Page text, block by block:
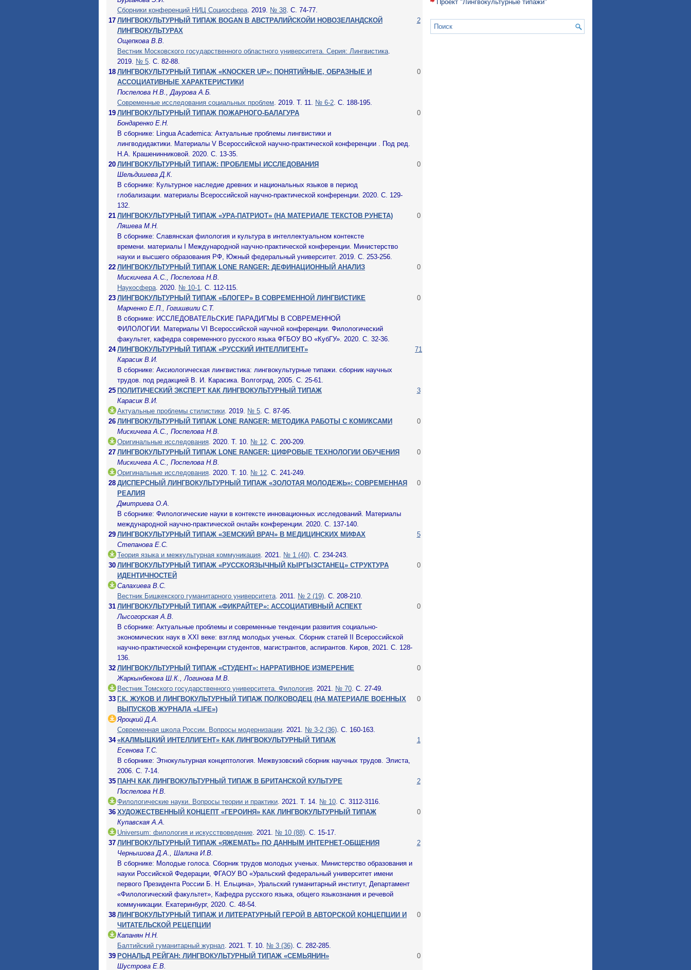
Сборники конференций НИЦ Социосфера. 2019. № 38. С. 74-77.
17 ЛИНГВОКУЛЬТУРНЫЙ ТИПАЖ BOGAN В АВСТРАЛИЙСКОЙИ НОВОЗЕЛАНДСКОЙ
ЛИНГВОКУЛЬТУРАХ
Ощепкова В.В.
Вестник Московского государственного областного университета. Серия: Лингвистика.
2019. № 5. С. 82-88.
2
18 ЛИНГВОКУЛЬТУРНЫЙ ТИПАЖ «KNOCKER UP»: ПОНЯТИЙНЫЕ, ОБРАЗНЫЕ И
АССОЦИАТИВНЫЕ ХАРАКТЕРИСТИКИ
Поспелова Н.В., Даурова А.Б.
Современные исследования социальных проблем. 2019. Т. 11. № 6-2. С. 188-195.
0
19 ЛИНГВОКУЛЬТУРНЫЙ ТИПАЖ ПОЖАРНОГО-БАЛАГУРА
Бондаренко Е.Н.
В сборнике: Lingua Academica: Актуальные проблемы лингвистики и
лингводидактики. Материалы V Всероссийской научно-практической конференции . Под ред.
Н.А. Крашенинниковой. 2020. С. 13-35.
0
20 ЛИНГВОКУЛЬТУРНЫЙ ТИПАЖ: ПРОБЛЕМЫ ИССЛЕДОВАНИЯ
Шельдишева Д.К.
В сборнике: Культурное наследие древних и национальных языков в период
глобализации. материалы Всероссийской научно-практической конференции. 2020. С. 129-
132.
0
21 ЛИНГВОКУЛЬТУРНЫЙ ТИПАЖ «УРА-ПАТРИОТ» (НА МАТЕРИАЛЕ ТЕКСТОВ РУНЕТА)
Ляшева М.Н.
В сборнике: Славянская филология и культура в интеллектуальном контексте
времени. материалы I Международной научно-практической конференции. Министерство
науки и высшего образования РФ, Южный федеральный университет. 2019. С. 253-256.
0
22 ЛИНГВОКУЛЬТУРНЫЙ ТИПАЖ LONE RANGER: ДЕФИНАЦИОННЫЙ АНАЛИЗ
Мискичева А.С., Поспелова Н.В.
Наукосфера. 2020. № 10-1. С. 112-115.
0
23 ЛИНГВОКУЛЬТУРНЫЙ ТИПАЖ «БЛОГЕР» В СОВРЕМЕННОЙ ЛИНГВИСТИКЕ
Марченко Е.П., Гогишвили С.Т.
В сборнике: ИССЛЕДОВАТЕЛЬСКИЕ ПАРАДИГМЫ В СОВРЕМЕННОЙ
ФИЛОЛОГИИ. Материалы VI Всероссийской научной конференции. Филологический
факультет, кафедра современного русского языка ФГБОУ ВО «КубГУ». 2020. С. 32-36.
0
24 ЛИНГВОКУЛЬТУРНЫЙ ТИПАЖ «РУССКИЙ ИНТЕЛЛИГЕНТ»
Карасик В.И.
В сборнике: Аксиологическая лингвистика: лингвокультурные типажи. сборник научных
трудов. под редакцией В. И. Карасика. Волгоград, 2005. С. 25-61.
71
25 ПОЛИТИЧЕСКИЙ ЭКСПЕРТ КАК ЛИНГВОКУЛЬТУРНЫЙ ТИПАЖ
Карасик В.И.
Актуальные проблемы стилистики. 2019. № 5. С. 87-95.
3
26 ЛИНГВОКУЛЬТУРНЫЙ ТИПАЖ LONE RANGER: МЕТОДИКА РАБОТЫ С КОМИКСАМИ
Мискичева А.С., Поспелова Н.В.
Оригинальные исследования. 2020. Т. 10. № 12. С. 200-209.
0
27 ЛИНГВОКУЛЬТУРНЫЙ ТИПАЖ LONE RANGER: ЦИФРОВЫЕ ТЕХНОЛОГИИ ОБУЧЕНИЯ
Мискичева А.С., Поспелова Н.В.
Оригинальные исследования. 2020. Т. 10. № 12. С. 241-249.
0
28 ДИСПЕРСНЫЙ ЛИНГВОКУЛЬТУРНЫЙ ТИПАЖ «ЗОЛОТАЯ МОЛОДЕЖЬ»: СОВРЕМЕННАЯ
РЕАЛИЯ
Дмитриева О.А.
В сборнике: Филологические науки в контексте инновационных исследований. Материалы
международной научно-практической онлайн конференции. 2020. С. 137-140.
0
29 ЛИНГВОКУЛЬТУРНЫЙ ТИПАЖ «ЗЕМСКИЙ ВРАЧ» В МЕДИЦИНСКИХ МИФАХ
Степанова Е.С.
Теория языка и межкультурная коммуникация. 2021. № 1 (40). С. 234-243.
5
30 ЛИНГВОКУЛЬТУРНЫЙ ТИПАЖ «РУССКОЯЗЫЧНЫЙ КЫРГЫЗСТАНЕЦ» СТРУКТУРА
ИДЕНТИЧНОСТЕЙ
Салахиева В.С.
Вестник Бишкекского гуманитарного университета. 2011. № 2 (19). С. 208-210.
0
31 ЛИНГВОКУЛЬТУРНЫЙ ТИПАЖ «ФИКРАЙТЕР»: АССОЦИАТИВНЫЙ АСПЕКТ
Лысогорская А.В.
В сборнике: Актуальные проблемы и современные тенденции развития социально-
экономических наук в XXI веке: взгляд молодых ученых. Сборник статей II Всероссийской
научно-практической конференции студентов, магистрантов, аспирантов. Киров, 2021. С. 128-
136.
0
32 ЛИНГВОКУЛЬТУРНЫЙ ТИПАЖ «СТУДЕНТ»: НАРРАТИВНОЕ ИЗМЕРЕНИЕ
Жаркынбекова Ш.К., Логинова М.В.
Вестник Томского государственного университета. Филология. 2021. № 70. С. 27-49.
0
33 Г.К. ЖУКОВ И ЛИНГВОКУЛЬТУРНЫЙ ТИПАЖ ПОЛКОВОДЕЦ (НА МАТЕРИАЛЕ ВОЕННЫХ
ВЫПУСКОВ ЖУРНАЛА «LIFE»)
Яроцкий Д.А.
Современная школа России. Вопросы модернизации. 2021. № 3-2 (36). С. 160-163.
0
34 «КАЛМЫЦКИЙ ИНТЕЛЛИГЕНТ» КАК ЛИНГВОКУЛЬТУРНЫЙ ТИПАЖ
Есенова Т.С.
В сборнике: Этнокультурная концептология. Межвузовский сборник научных трудов. Элиста,
2006. С. 7-14.
1
35 ПАНЧ КАК ЛИНГВОКУЛЬТУРНЫЙ ТИПАЖ В БРИТАНСКОЙ КУЛЬТУРЕ
Поспелова Н.В.
Филологические науки. Вопросы теории и практики. 2021. Т. 14. № 10. С. 3112-3116.
2
36 ХУДОЖЕСТВЕННЫЙ КОНЦЕПТ «ГЕРОИНЯ» КАК ЛИНГВОКУЛЬТУРНЫЙ ТИПАЖ
Купавская А.А.
Universum: филология и искусствоведение. 2021. № 10 (88). С. 15-17.
0
37 ЛИНГВОКУЛЬТУРНЫЙ ТИПАЖ «ЯЖЕМАТЬ» ПО ДАННЫМ ИНТЕРНЕТ-ОБЩЕНИЯ
Чернышова Д.А., Шалина И.В.
В сборнике: Молодые голоса. Сборник трудов молодых ученых. Министерство образования и
науки Российской Федерации, ФГАОУ ВО «Уральский федеральный университет имени
первого Президента России Б. Н. Ельцина», Уральский гуманитарный институт, Департамент
«Филологический факультет», Кафедра русского языка, общего языкознания и речевой
коммуникации. Екатеринбург, 2020. С. 48-54.
2
38 ЛИНГВОКУЛЬТУРНЫЙ ТИПАЖ И ЛИТЕРАТУРНЫЙ ГЕРОЙ В АВТОРСКОЙ КОНЦЕПЦИИ И
ЧИТАТЕЛЬСКОЙ РЕЦЕПЦИИ
Капанян Н.Н.
Балтийский гуманитарный журнал. 2021. Т. 10. № 3 (36). С. 282-285.
0
39 РОНАЛЬД РЕЙГАН: ЛИНГВОКУЛЬТУРНЫЙ ТИПАЖ «СЕМЬЯНИН»
Шустрова Е.В.
0
Проект "Лингвокультурные типажи"